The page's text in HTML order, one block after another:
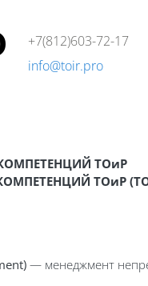
+7(812)603-72-17
info@toir.pro
ТОиР
ТОиР
— менеджмент